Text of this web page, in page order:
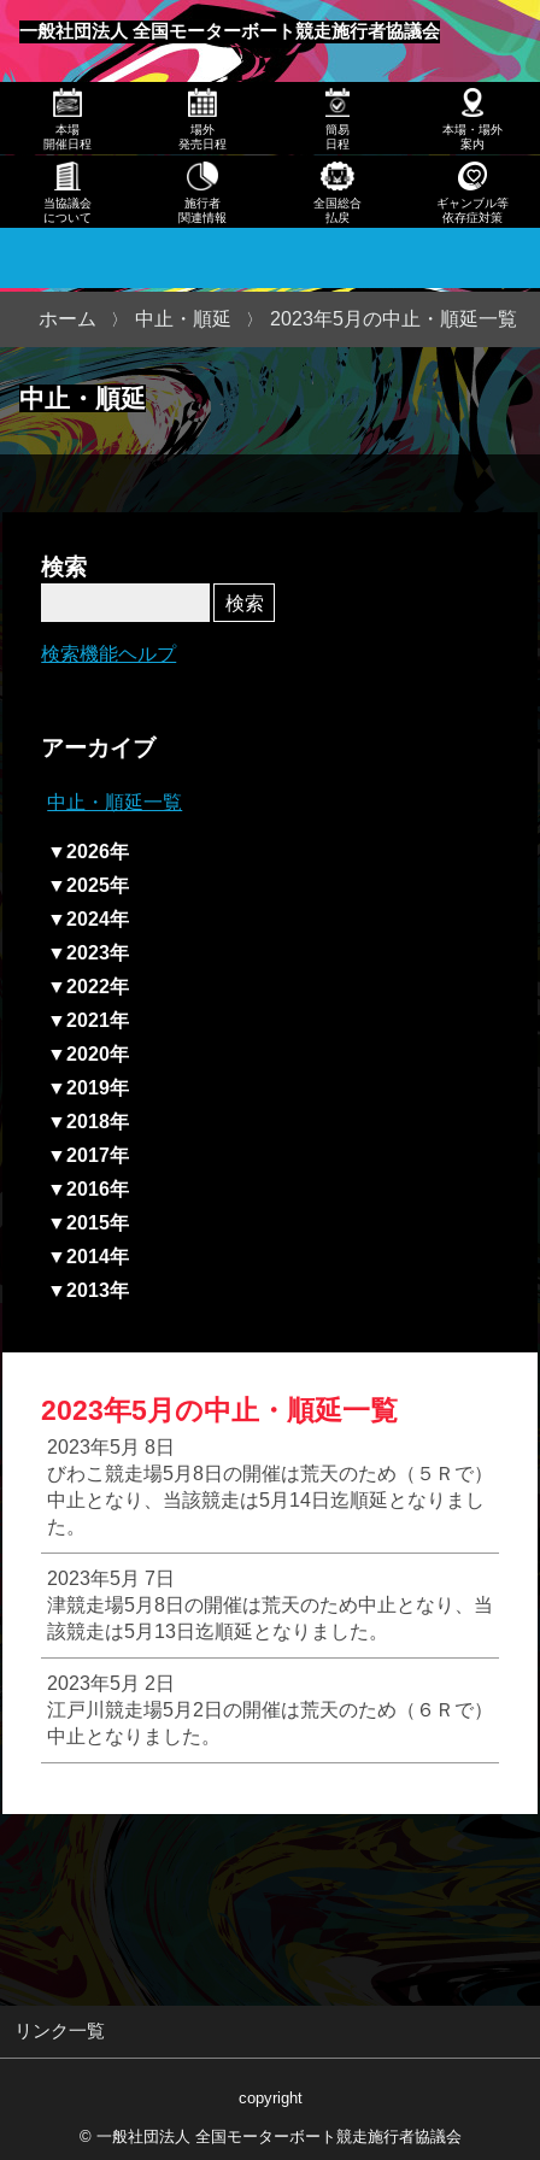
一般社団法人 全国モーターボート競走施行者協議会
メニュー
発売
日程
日程
本
場・
案内
当協
議会
につ
いて
本場
開催日程
場外
発売日程
簡易
日程
本場・場外
案内
当協議会
について
施行者
関連情報
全国総合
払戻
ギャンブル等
依存症対策
中止・順延
ホーム 中止・順延 2023年5月の中止・順延一覧
検索
検索機能ヘルプ
アーカイブ
中止・順延一覧
▼2026年
▼2025年
▼2024年
▼2023年
▼2022年
▼2021年
▼2020年
▼2019年
▼2018年
▼2017年
▼2016年
▼2015年
▼2014年
▼2013年
2023年5月の中止・順延一覧
2023年5月 8日
びわこ競走場5月8日の開催は荒天のため（５Ｒで）
中止となり、当該競走は5月14日迄順延となりまし
た。
2023年5月 7日
津競走場5月8日の開催は荒天のため中止となり、当
該競走は5月13日迄順延となりました。
2023年5月 2日
江戸川競走場5月2日の開催は荒天のため（６Ｒで）
中止となりました。
リンク一覧
copyright
© 一般社団法人 全国モーターボート競走施行者協議会